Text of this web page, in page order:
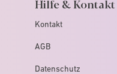
Hilfe & Kontakt
Kontakt
AGB
Datenschutz